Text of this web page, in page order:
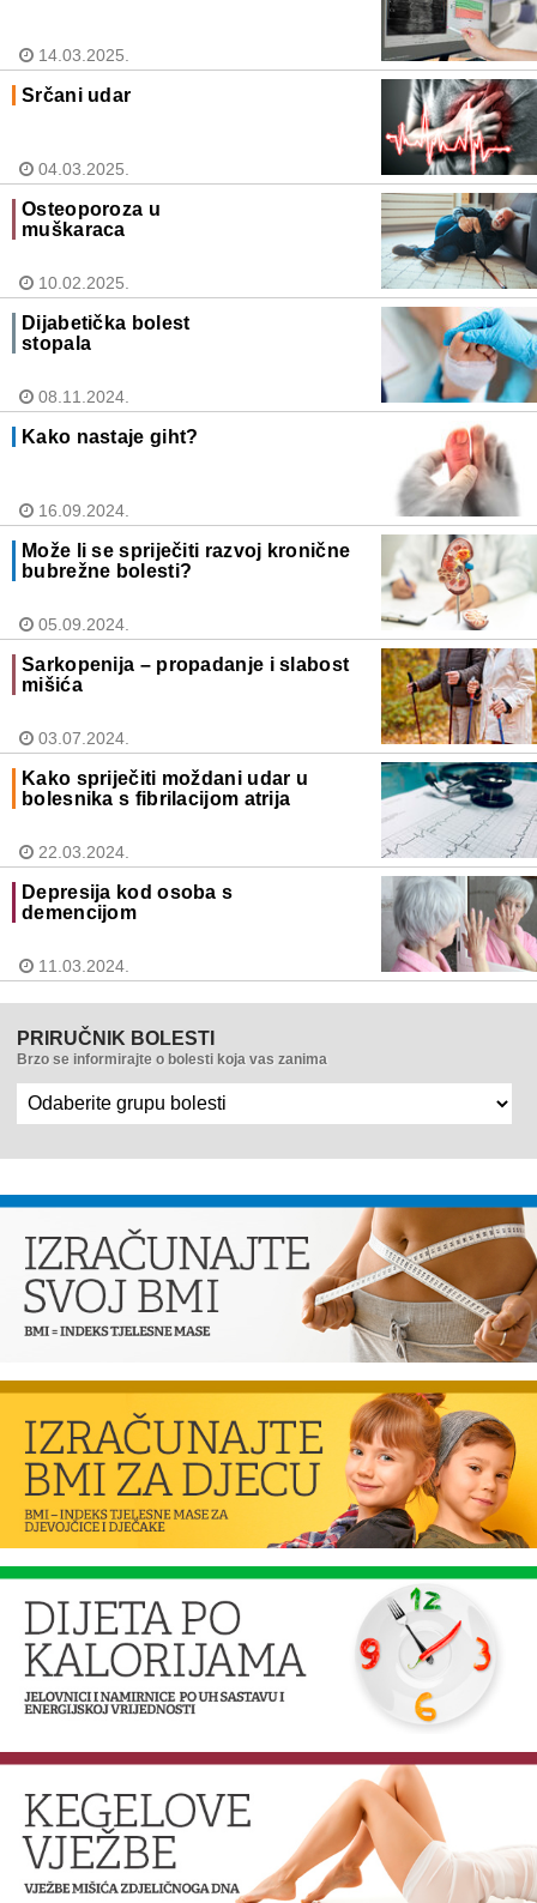
14.03.2025.
Srčani udar
04.03.2025.
Osteoporoza u
muškaraca
10.02.2025.
Dijabetička bolest
stopala
08.11.2024.
Kako nastaje giht?
16.09.2024.
Može li se spriječiti razvoj kronične
bubrežne bolesti?
05.09.2024.
Sarkopenija – propadanje i slabost
mišića
03.07.2024.
Kako spriječiti moždani udar u
bolesnika s fibrilacijom atrija
22.03.2024.
Depresija kod osoba s
demencijom
11.03.2024.
PRIRUČNIK BOLESTI
Brzo se informirajte o bolesti koja vas zanima